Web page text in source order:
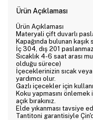
Ürün Açıklaması
Ürün Açıklaması
Materyali çift duvarlı
Kapağında bulunan
İç 304, dış 201
Sıcaklık 4-6 saat arası
olduğu sürece)
İçeceklerinizin sıcak
yardımcı olur.
Gazlı içecekler için
Koku yapmasını önlemek
açık bırakınız.
Elde yıkanması tavsiye
Tantitoni garantisiyle